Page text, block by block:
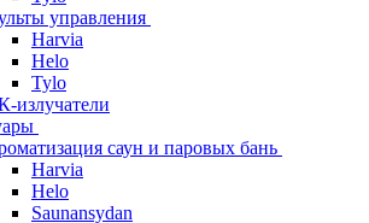
управления
Harvia
Helo
Tylo
излучатели
саун и паровых бань
Harvia
Helo
Saunansydan